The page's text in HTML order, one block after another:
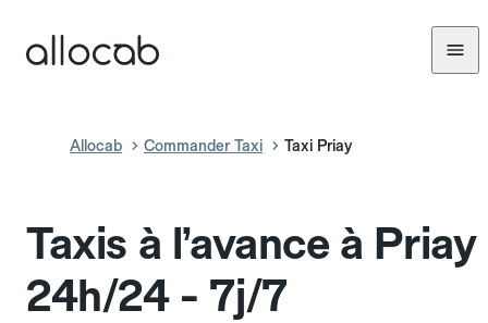
Allocab Commander Taxi Taxi Priay
Taxis à l’avance à Priay
24h/24 - 7j/7